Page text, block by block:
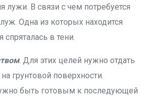
лужи. В связи с чем потребуется
Одна из которых находится
спряталась в тени.
. Для этих целей нужно отдать
грунтовой поверхности.
быть готовым к последующей